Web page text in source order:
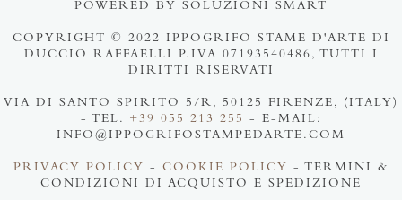
POWERED BY SOLUZIONI SMART
COPYRIGHT © 2022 IPPOGRIFO STAME D'ARTE DI
DUCCIO RAFFAELLI P.IVA 07193540486, TUTTI I
DIRITTI RISERVATI
VIA DI SANTO SPIRITO 5/R, 50125 FIRENZE, (ITALY)
- TEL.
+39 055 213 255
- E-MAIL:
INFO@IPPOGRIFOSTAMPEDARTE.COM
PRIVACY POLICY - COOKIE POLICY
- TERMINI &
CONDIZIONI DI ACQUISTO E SPEDIZIONE